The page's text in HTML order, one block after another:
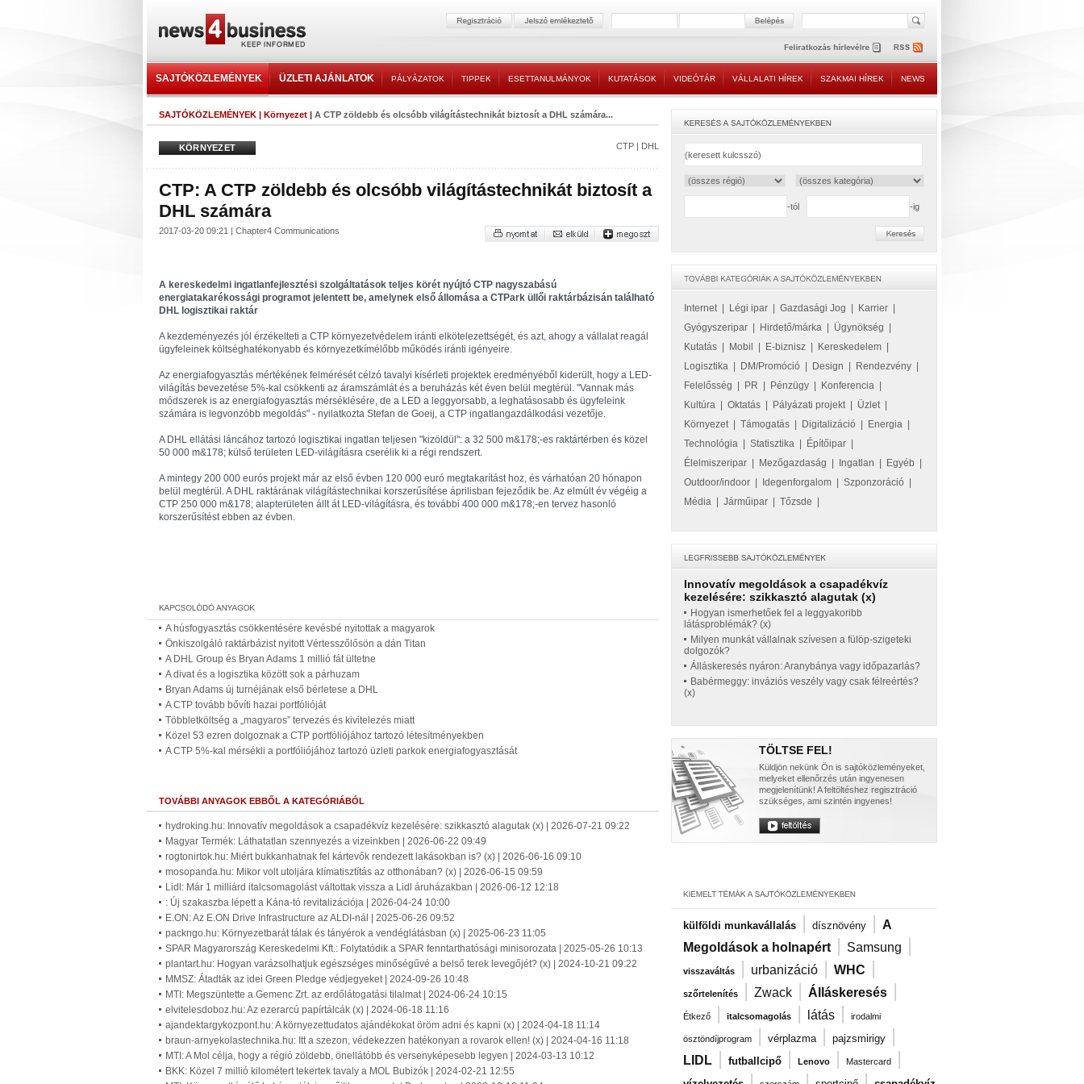
SAJTÓKÖZLEMÉNYEK ÜZLETI AJÁNLATOK PÁLYÁZATOK TIPPEK ESETTANULMÁNYOK KUTATÁSOK VIDEÓTÁR VÁLLALATI HÍREK SZAKMAI HÍREK NEWS
SAJTÓKÖZLEMÉNYEK | Környezet | A CTP zöldebb és olcsóbb világítástechnikát biztosít a DHL számára...
KÖRNYEZET CTP | DHL
CTP: A CTP zöldebb és olcsóbb világítástechnikát biztosít a
DHL számára
2017-03-20 09:21 | Chapter4 Communications
A kereskedelmi ingatlanfejlesztési szolgáltatások teljes körét nyújtó CTP nagyszabású
energiatakarékossági programot jelentett be, amelynek első állomása a CTPark üllői raktárbázisán található
DHL logisztikai raktár
A kezdeményezés jól érzékelteti a CTP környezetvédelem iránti elkötelezettségét, és azt, ahogy a vállalat reagál
ügyfeleinek költséghatékonyabb és környezetkímélőbb működés iránti igényeire.
Az energiafogyasztás mértékének felmérését célzó tavalyi kísérleti projektek eredményéből kiderült, hogy a LED-
világítás bevezetése 5%-kal csökkenti az áramszámlát és a beruházás két éven belül megtérül. "Vannak más
módszerek is az energiafogyasztás mérséklésére, de a LED a leggyorsabb, a leghatásosabb és ügyfeleink
számára is legvonzóbb megoldás" - nyilatkozta Stefan de Goeij, a CTP ingatlangazdálkodási vezetője.
A DHL ellátási láncához tartozó logisztikai ingatlan teljesen "kizöldül": a 32 500 m&178;-es raktártérben és közel
50 000 m&178; külső területen LED-világításra cserélik ki a régi rendszert.
A mintegy 200 000 eurós projekt már az első évben 120 000 euró megtakarítást hoz, és várhatóan 20 hónapon
belül megtérül. A DHL raktárának világítástechnikai korszerűsítése áprilisban fejeződik be. Az elmúlt év végéig a
CTP 250 000 m&178; alapterületen állt át LED-világításra, és további 400 000 m&178;-en tervez hasonló
korszerűsítést ebben az évben.
A húsfogyasztás csökkentésére kevésbé nyitottak a magyarok
Önkiszolgáló raktárbázist nyitott Vértesszőlősön a dán Titan
A DHL Group és Bryan Adams 1 millió fát ültetne
A divat és a logisztika között sok a párhuzam
Bryan Adams új turnéjának első bérletese a DHL
A CTP tovább bővíti hazai portfólióját
Többletköltség a „magyaros” tervezés és kivitelezés miatt
Közel 53 ezren dolgoznak a CTP portfóliójához tartozó létesítményekben
A CTP 5%-kal mérsékli a portfóliójához tartozó üzleti parkok energiafogyasztását
TOVÁBBI ANYAGOK EBBŐL A KATEGÓRIÁBÓL
hydroking.hu: Innovatív megoldások a csapadékvíz kezelésére: szikkasztó alagutak (x) | 2026-07-21 09:22
Magyar Termék: Láthatatlan szennyezés a vizeinkben | 2026-06-22 09:49
rogtonirtok.hu: Miért bukkanhatnak fel kártevők rendezett lakásokban is? (x) | 2026-06-16 09:10
mosopanda.hu: Mikor volt utoljára klímatisztítás az otthonában? (x) | 2026-06-15 09:59
Lidl: Már 1 milliárd italcsomagolást váltottak vissza a Lidl áruházakban | 2026-06-12 12:18
: Új szakaszba lépett a Kána-tó revitalizációja | 2026-04-24 10:00
E.ON: Az E.ON Drive Infrastructure az ALDI-nál | 2025-06-26 09:52
packngo.hu: Környezetbarát tálak és tányérok a vendéglátásban (x) | 2025-06-23 11:05
SPAR Magyarország Kereskedelmi Kft.: Folytatódik a SPAR fenntarthatósági minisorozata | 2025-05-26 10:13
plantart.hu: Hogyan varázsolhatjuk egészséges minőségűvé a belső terek levegőjét? (x) | 2024-10-21 09:22
MMSZ: Átadták az idei Green Pledge védjegyeket | 2024-09-26 10:48
MTI: Megszüntette a Gemenc Zrt. az erdőlátogatási tilalmat | 2024-06-24 10:15
elvitelesdoboz.hu: Az ezerarcú papírtálcák (x) | 2024-06-18 11:16
ajandektargykozpont.hu: A környezettudatos ajándékokat öröm adni és kapni (x) | 2024-04-18 11:14
braun-arnyekolastechnika.hu: Itt a szezon, védekezzen hatékonyan a rovarok ellen! (x) | 2024-04-16 11:18
MTI: A Mol célja, hogy a régió zöldebb, önellátóbb és versenyképesebb legyen | 2024-03-13 10:12
BKK: Közel 7 millió kilométert tekertek tavaly a MOL Bubizók | 2024-02-21 12:55
-tól -ig
Internet| Légi ipar Gazdasági Jog Karrier
Gyógyszeripar
Hirdető/márka Ügynökség
Kutatás
Mobil E-biznisz Kereskedelem
Logisztika
DM/Promóció Design Rendezvény
Felelősség
PR Pénzügy Konferencia
Kultúra
Oktatás Pályázati projekt| Üzlet|
Környezet| Támogatás Digitalizáció Energia
Technológia
Statisztika Építőipar
Élelmiszeripar
Mezőgazdaság Ingatlan Egyéb
Outdoor/indoor
Idegenforgalom Szponzoráció
Média
Járműipar Tőzsde
Innovatív megoldások a csapadékvíz
kezelésére: szikkasztó alagutak (x)
Hogyan ismerhetőek fel a leggyakoribb
látásproblémák? (x)
Milyen munkát vállalnak szívesen a fülöp-szigeteki
dolgozók?
Álláskeresés nyáron: Aranybánya vagy időpazarlás?
Babérmeggy: inváziós veszély vagy csak félreértés?
(x)
TÖLTSE FEL!
Küldjön nekünk Ön is sajtóközleményeket,
melyeket ellenőrzés után ingyenesen
megjelenítünk! A feltöltéshez regisztráció
szükséges, ami szintén ingyenes!
külföldi munkavállalás | dísznövény | A
Megoldások a holnapért | Samsung |
visszaváltás | urbanizáció | WHC |
szőrtelenítés | Zwack | Álláskeresés |
Étkező | italcsomagolás | látás | irodalmi
ösztöndíjprogram | vérplazma | pajzsmirigy |
LIDL | futballcipő | Lenovo | Mastercard |